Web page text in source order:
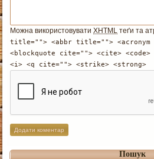
Можна використовуватиXHTML теґи та
title=""> <abbr title="">
<blockquote cite=""> <cite> <code>
<i> <q cite=""> <strike> <strong>
Пошук